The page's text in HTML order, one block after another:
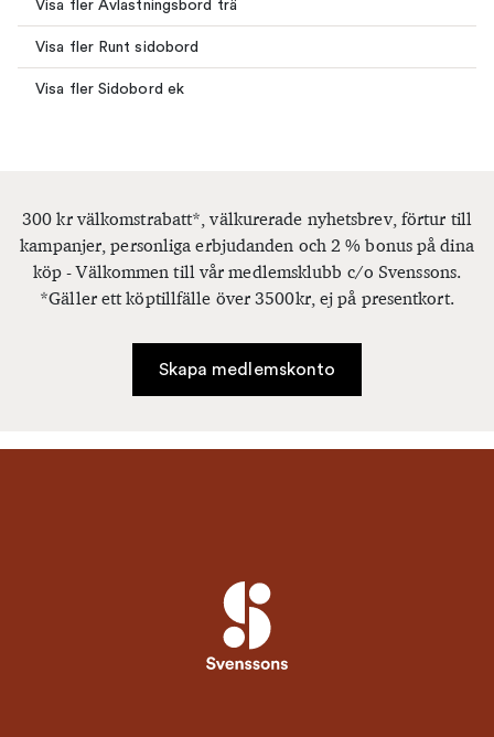
Visa fler Avlastningsbord trä
Visa fler Runt sidobord
Visa fler Sidobord ek
300 kr välkomstrabatt*, välkurerade nyhetsbrev, förtur till
kampanjer, personliga erbjudanden och 2 % bonus på dina
köp - Välkommen till vår medlemsklubb c/o Svenssons.
*Gäller ett köptillfälle över 3500kr, ej på presentkort.
Skapa medlemskonto